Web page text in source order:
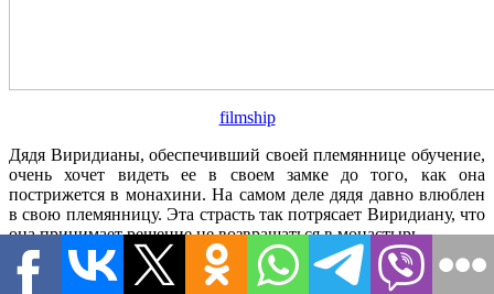
filmship
Дядя Виридианы, обеспечивший своей племяннице обучение,
очень хочет видеть ее в своем замке до того, как она
пострижется в монахини. На самом деле дядя давно влюблен
в свою племянницу. Эта cтрасть так потрясает Виридиану, что
она принимает решение не возвращаться в монастырь.
8 с половиной